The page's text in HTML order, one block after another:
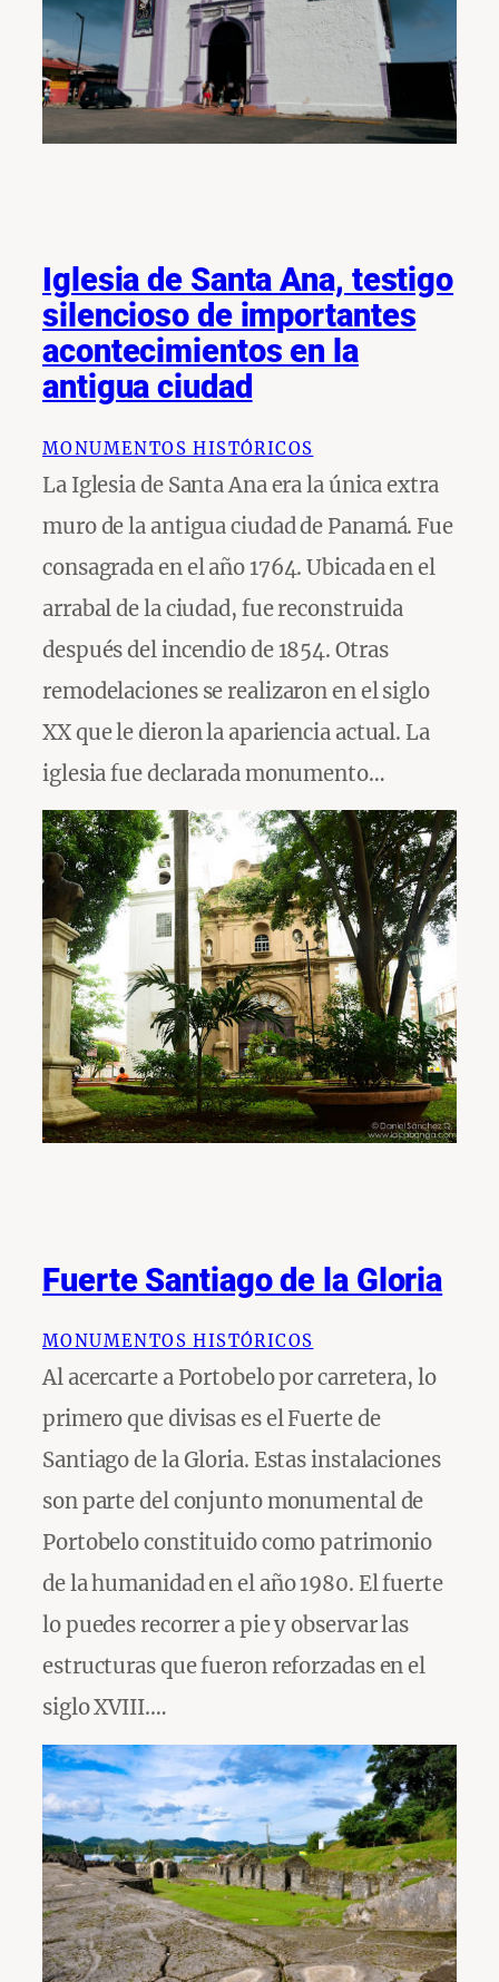
Iglesia de Santa Ana, testigo
silencioso de importantes
acontecimientos en la
antigua ciudad
MONUMENTOS HISTÓRICOS
La Iglesia de Santa Ana era la única extra
muro de la antigua ciudad de Panamá. Fue
consagrada en el año 1764. Ubicada en el
arrabal de la ciudad, fue reconstruida
después del incendio de 1854. Otras
remodelaciones se realizaron en el siglo
XX que le dieron la apariencia actual. La
iglesia fue declarada monumento…
Fuerte Santiago de la Gloria
MONUMENTOS HISTÓRICOS
Al acercarte a Portobelo por carretera, lo
primero que divisas es el Fuerte de
Santiago de la Gloria. Estas instalaciones
son parte del conjunto monumental de
Portobelo constituido como patrimonio
de la humanidad en el año 1980. El fuerte
lo puedes recorrer a pie y observar las
estructuras que fueron reforzadas en el
siglo XVIII.…